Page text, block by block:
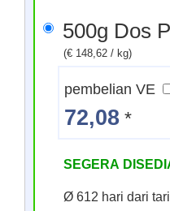
500g Dos
(€ 148,62 / kg)
pembelian VE
72,08*
SEGERA
Ø 612 hari dari